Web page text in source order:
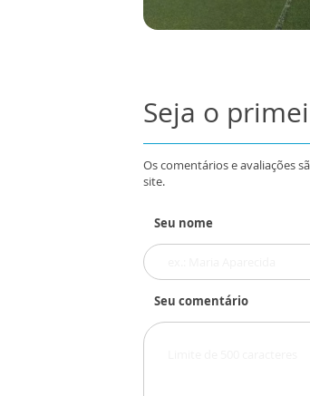
Seja o
Os comentários e avaliações
site.
Seu nome
Seu comentário